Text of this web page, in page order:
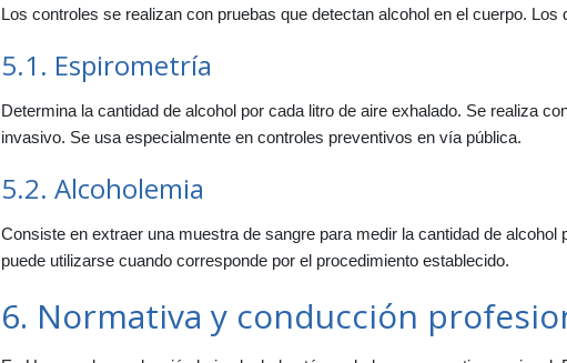
Los controles se realizan con pruebas que detectan alcohol en el cuerpo.
5.1. Espirometría
Determina la cantidad de alcohol por cada litro de aire exhalado. Se realiza
invasivo. Se usa especialmente en controles preventivos en vía pública.
5.2. Alcoholemia
Consiste en extraer una muestra de sangre para medir la cantidad de
puede utilizarse cuando corresponde por el procedimiento establecido.
6. Normativa y conducción